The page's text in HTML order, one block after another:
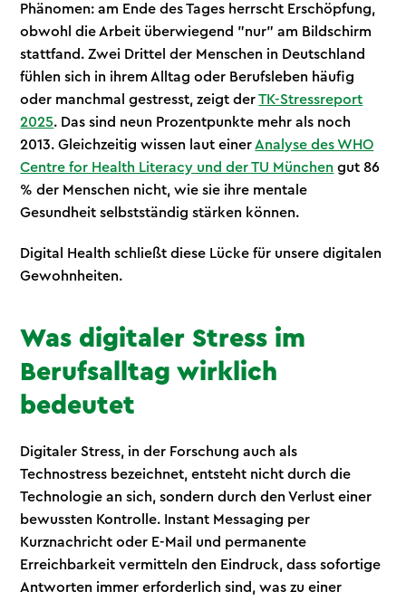
Phänomen: am Ende des Tages herrscht Erschöpfung,
obwohl die Arbeit überwiegend "nur" am Bildschirm
stattfand. Zwei Drittel der Menschen in Deutschland
fühlen sich in ihrem Alltag oder Berufsleben häufig
oder manchmal gestresst, zeigt derTK-Stressreport
2025. Das sind neun Prozentpunkte mehr als noch
2013. Gleichzeitig wissen laut einer Analyse des WHO
Centre for Health Literacy und der TU München gut 86
% der Menschen nicht, wie sie ihre mentale
Gesundheit selbstständig stärken können.
Digital Health schließt diese Lücke für unsere digitalen
Gewohnheiten.
Was digitaler Stress im
Berufsalltag wirklich
bedeutet
Digitaler Stress, in der Forschung auch als
Technostress bezeichnet, entsteht nicht durch die
Technologie an sich, sondern durch den Verlust einer
bewussten Kontrolle. Instant Messaging per
Kurznachricht oder E-Mail und permanente
Erreichbarkeit vermitteln den Eindruck, dass sofortige
Antworten immer erforderlich sind, was zu einer